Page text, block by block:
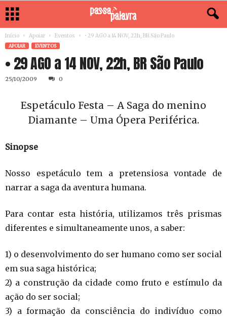
Início Apoiar Eventos • 29 AGO a 14 NOV, 22h, BR São Paulo
APOIAR EVENTOS
• 29 AGO a 14 NOV, 22h, BR São Paulo
25/10/2009 0
Espetáculo Festa – A Saga do menino
Diamante – Uma Ópera Periférica.
Sinopse
Nosso espetáculo tem a pretensiosa vontade de
narrar a saga da aventura humana.
Para contar esta história, utilizamos três prismas
diferentes e simultaneamente unos, a saber:
1) o desenvolvimento do ser humano como ser social
em sua saga histórica;
2) a construção da cidade como fruto e estímulo da
ação do ser social;
3) a formação da consciência do indivíduo como